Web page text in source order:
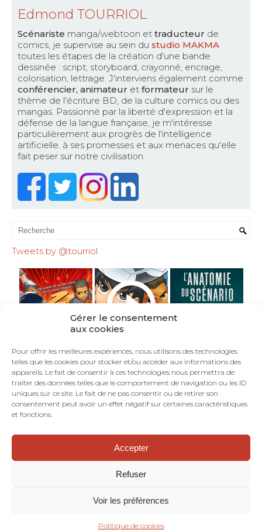
Gérer le consentement
aux cookies
Pour offrir les meilleures expériences, nous utilisons des technologies
telles que les cookies pour stocker et/ou accéder aux informations des
appareils. Le fait de consentir à ces technologies nous permettra de
traiter des données telles que le comportement de navigation ou les ID
uniques sur ce site. Le fait de ne pas consentir ou de retirer son
consentement peut avoir un effet négatif sur certaines caractéristiques
et fonctions.
Accepter
Refuser
Voir les préférences
Politique de cookies
Edmond TOURRIOL
Scénariste manga/webtoon et traducteur de
comics, je supervise au sein du studio MAKMA
toutes les étapes de la création d'une bande
dessinée : script, storyboard, crayonné, encrage,
colorisation, lettrage. J'interviens également comme
conférencier, animateur et formateur sur le
thème de l'écriture BD, de la culture comics ou des
mangas. Passionné par la liberté d'expression et la
défense de la langue française, je m'intéresse
particulièrement aux progrès de l'intelligence
artificielle. à ses promesses et aux menaces qu'elle
fait peser sur notre civilisation.
Tweets by @tourriol
©TOURRIOL.COM - En Français dans le Texte :
blog de scénariste BD, comics, mangas.
Mentions Légales